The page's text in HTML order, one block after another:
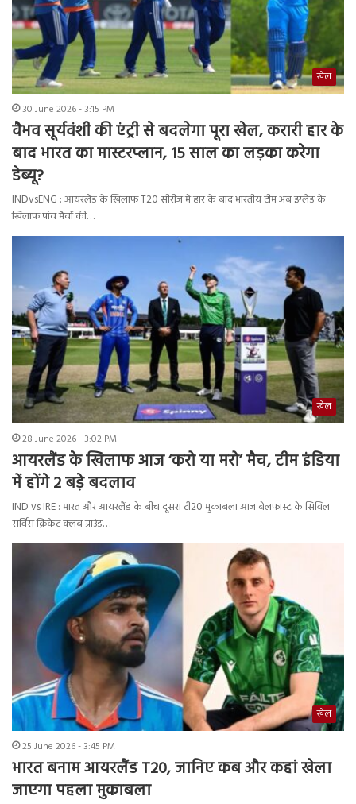
खेल
30 June 2026 - 3:15 PM
वैभव सूर्यवंशी की एंट्री से बदलेगा पूरा खेल, करारी हार के
बाद भारत का मास्टरप्लान, 15 साल का लड़का करेगा
डेब्यू?
INDvsENG : आयरलैंड के खिलाफ T20 सीरीज में हार के बाद भारतीय टीम अब इंग्लैंड के
खिलाफ पांच मैचों की…
खेल
28 June 2026 - 3:02 PM
आयरलैंड के खिलाफ आज ‘करो या मरो’ मैच, टीम इंडिया
में होंगे 2 बड़े बदलाव
IND vs IRE : भारत और आयरलैंड के बीच दूसरा टी20 मुकाबला आज बेलफास्ट के सिविल
सर्विस क्रिकेट क्लब ग्राउंड…
खेल
25 June 2026 - 3:45 PM
भारत बनाम आयरलैंड T20, जानिए कब और कहां खेला
जाएगा पहला मुकाबला